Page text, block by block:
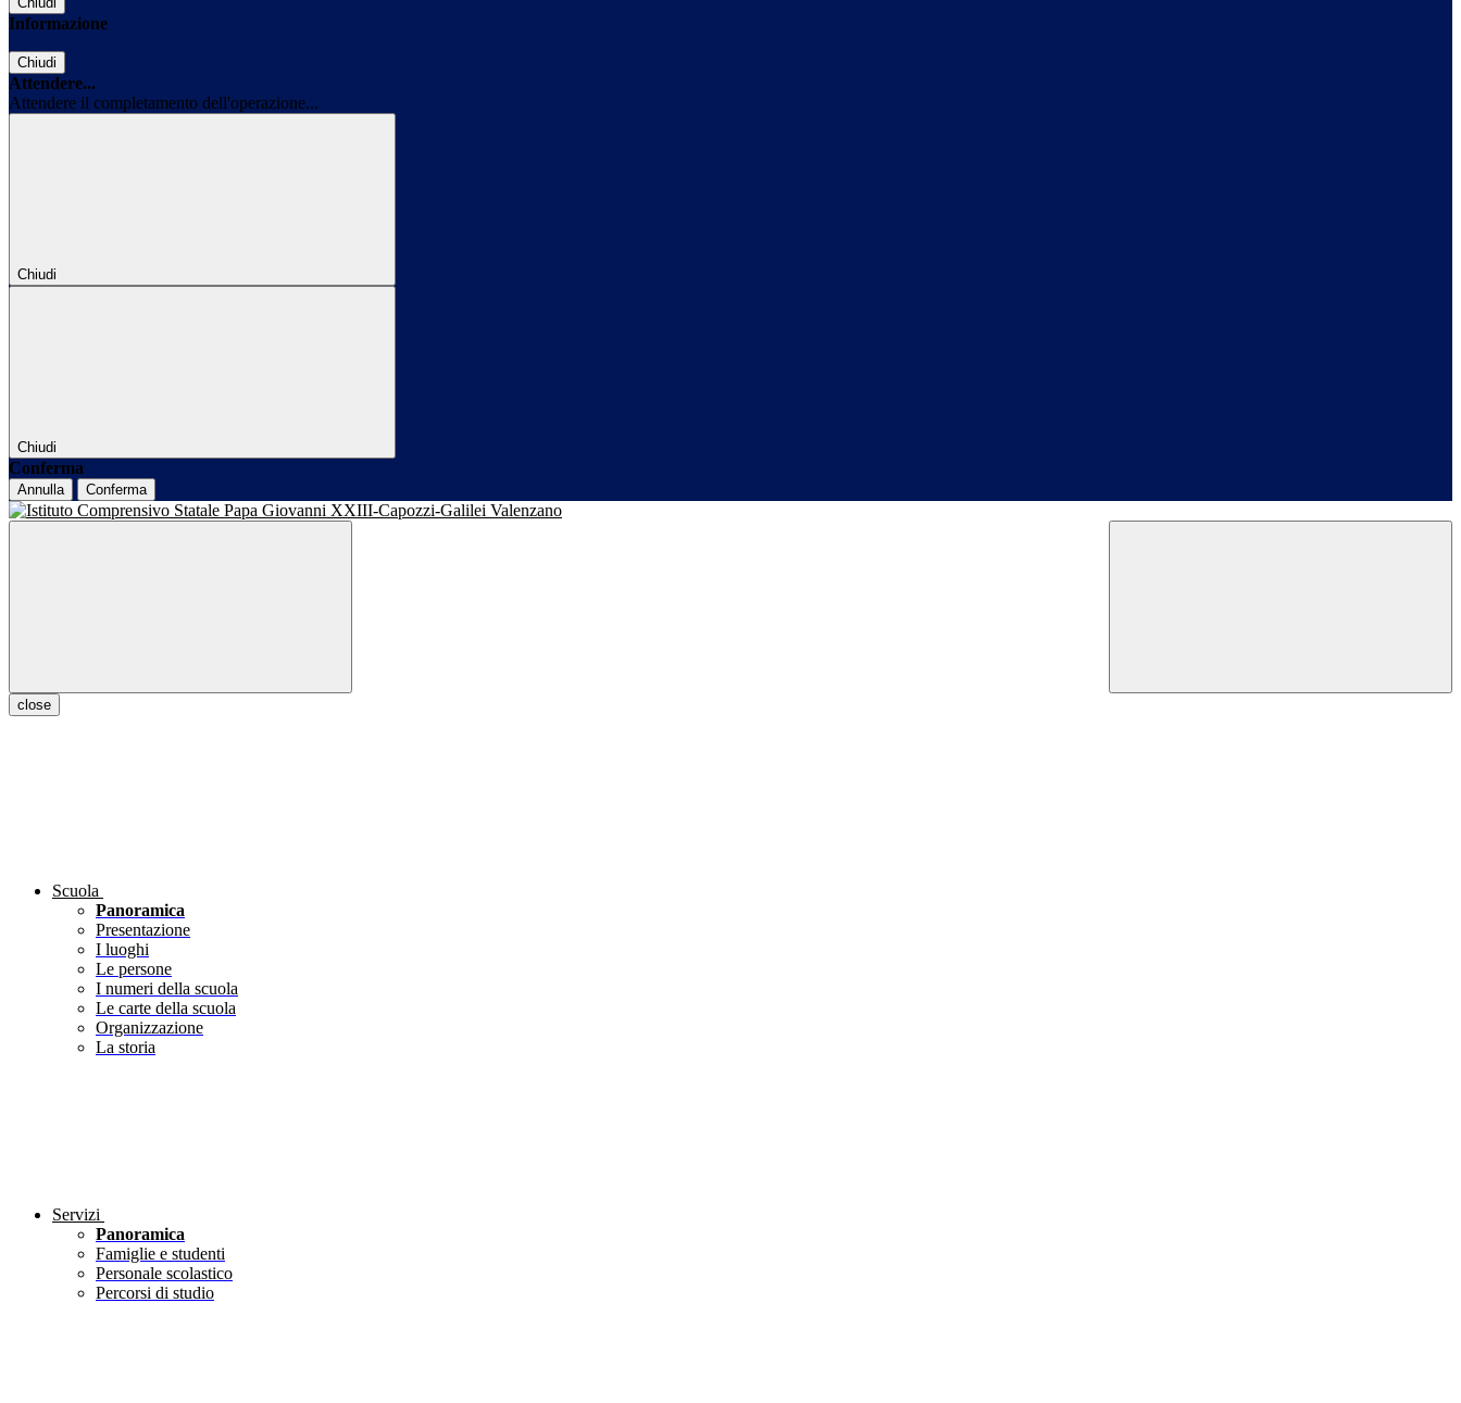
Informazione
Chiudi
Attendere...
Attendere il completamento dell'operazione...
Chiudi
Chiudi
Conferma
Annulla Conferma
close
Scuola
Panoramica
Presentazione
I luoghi
Le persone
I numeri della scuola
Le carte della scuola
Organizzazione
La storia
Servizi
Panoramica
Famiglie e studenti
Personale scolastico
Percorsi di studio